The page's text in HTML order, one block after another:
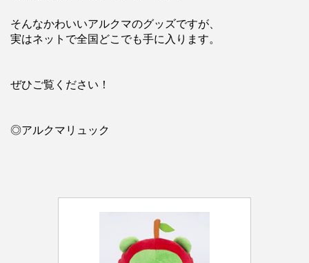
そんなかわいいアルクマのグッズですが、
実はネットで全国どこでも手に入ります。
ぜひご覧ください！
◎アルクマリュック